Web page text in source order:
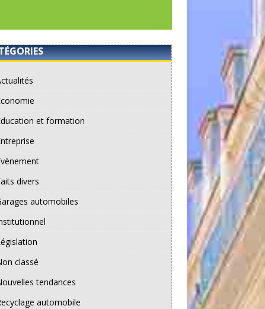
et formation
divers
automobiles
classé
tendances
automobile